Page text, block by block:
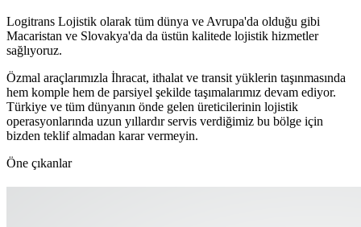
Logitrans Lojistik olarak tüm dünya ve Avrupa'da olduğu gibi
Macaristan ve Slovakya'da da üstün kalitede lojistik hizmetler
sağlıyoruz.
Özmal araçlarımızla İhracat, ithalat ve transit yüklerin taşınmasında
hem komple hem de parsiyel şekilde taşımalarımız devam ediyor.
Türkiye ve tüm dünyanın önde gelen üreticilerinin lojistik
operasyonlarında uzun yıllardır servis verdiğimiz bu bölge için
bizden teklif almadan karar vermeyin.
Öne çıkanlar